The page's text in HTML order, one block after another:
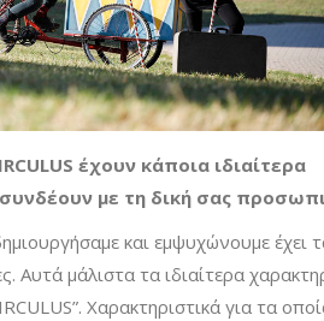
έχουν κάποια ιδιαίτερα
με τη δική σας
και εμψυχώνουμε έχει
Αυτά μάλιστα τα ιδιαίτερα
Χαρακτηριστικά για τα